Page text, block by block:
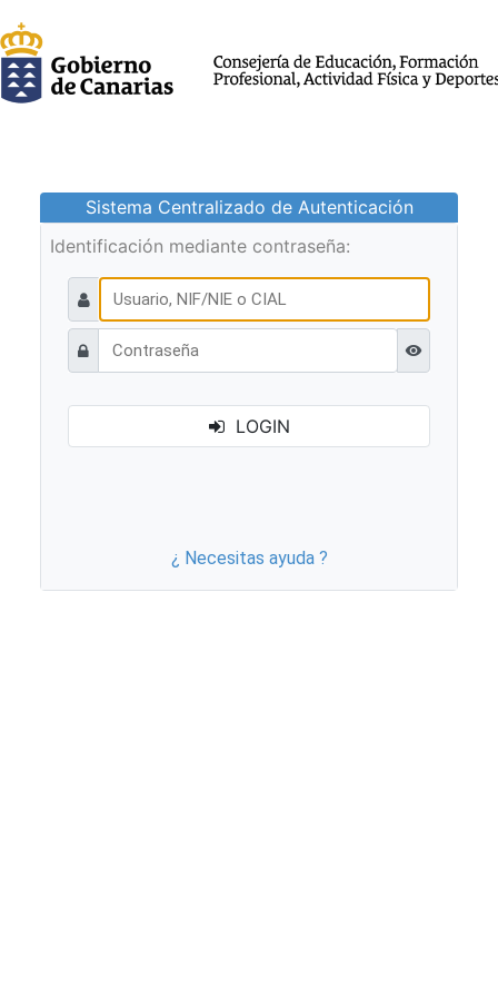
Sistema Centralizado de Autenticación
Identificación mediante contraseña:
Ver
LOGIN
¿ Necesitas ayuda ?